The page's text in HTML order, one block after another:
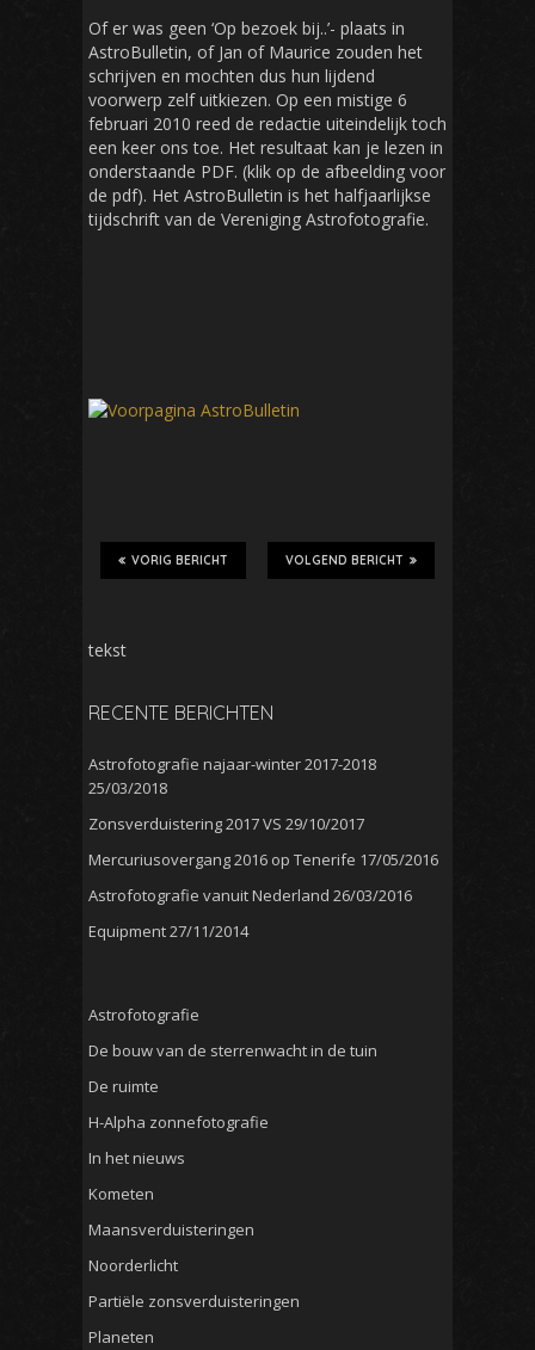
Of er was geen ‘Op bezoek bij..’- plaats in
AstroBulletin, of Jan of Maurice zouden het
schrijven en mochten dus hun lijdend
voorwerp zelf uitkiezen. Op een mistige 6
februari 2010 reed de redactie uiteindelijk toch
een keer ons toe. Het resultaat kan je lezen in
onderstaande PDF. (klik op de afbeelding voor
de pdf). Het AstroBulletin is het halfjaarlijkse
tijdschrift van de Vereniging Astrofotografie.
VOLGEND BERICHT
VORIG BERICHT
tekst
RECENTE BERICHTEN
Astrofotografie najaar-winter 2017-2018
25/03/2018
Zonsverduistering 2017 VS 29/10/2017
Mercuriusovergang 2016 op Tenerife 17/05/2016
Astrofotografie vanuit Nederland 26/03/2016
Equipment27/11/2014
Astrofotografie
De bouw van de sterrenwacht in de tuin
De ruimte
H-Alpha zonnefotografie
In het nieuws
Kometen
Maansverduisteringen
Noorderlicht
Partiële zonsverduisteringen
Planeten